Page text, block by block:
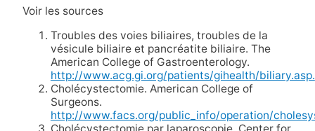
Voir les sources
Troubles des voies biliaires, troubles de la
vésicule biliaire et pancréatite biliaire. The
American College of Gastroenterology.
http://www.acg.gi.org/patients/gihealth/biliary.asp.
Cholécystectomie. American College of
Surgeons.
http://www.facs.org/public_info/operation/